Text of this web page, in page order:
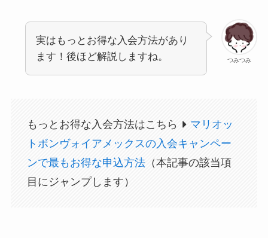
つみつみ
実はもっとお得な入会方法があり
ます！後ほど解説しますね。
もっとお得な入会方法はこちら
マリオッ
トボンヴォイアメックスの入会キャンペー
ンで最もお得な申込方法（本記事の該当項
目にジャンプします）